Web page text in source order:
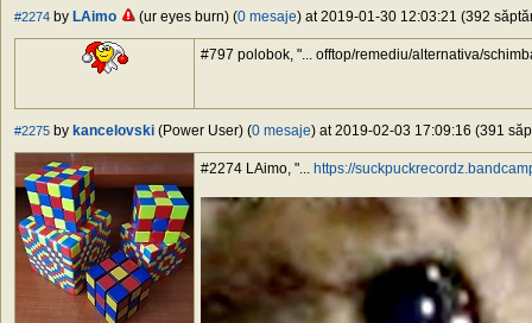
#2274 by LAimo (ur eyes burn) (0 mesaje) at 2019-01-30 12:03:21 (392
#797 polobok, "... offtop/remediu/alternativa/
#2275 by kancelovski (Power User) (0 mesaje) at 2019-02-03 17:09:16 (391
#2274 LAimo, "... https://